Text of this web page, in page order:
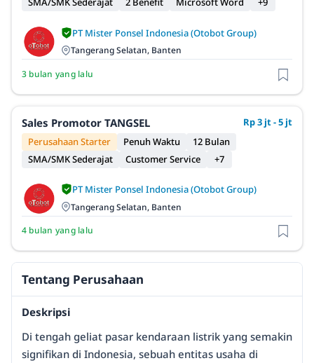
PT Mister Ponsel Indonesia (Otobot Group)
Tangerang Selatan, Banten
3 bulan yang lalu
Sales Promotor TANGSEL
Rp 3 jt - 5 jt
Perusahaan Starter
Penuh Waktu
12 Bulan
SMA/SMK Sederajat
Customer Service +7
PT Mister Ponsel Indonesia (Otobot Group)
Tangerang Selatan, Banten
4 bulan yang lalu
Tentang Perusahaan
Deskripsi
Di tengah geliat pasar kendaraan listrik yang semakin
signifikan di Indonesia, sebuah entitas usaha di